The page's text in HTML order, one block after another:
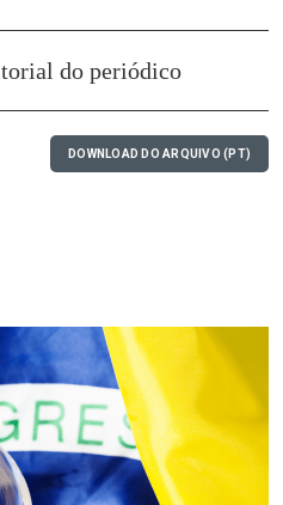
do periódico
DOWNLOAD DO ARQUIVO (PT)